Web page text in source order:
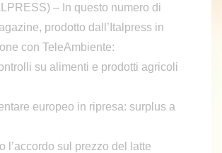
– In questo numero di
prodotto dall’Italpress in
con TeleAmbiente:
su alimenti e prodotti agricoli
europeo in ripresa: surplus a
l’accordo sul prezzo del latte